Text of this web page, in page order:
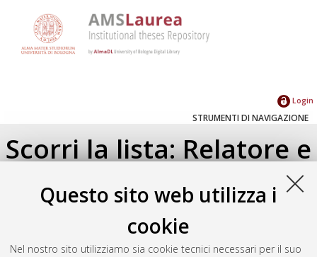
Questo sito web utilizza i
cookie
Nel nostro sito utilizziamo sia cookie tecnici necessari per il suo
Login
STRUMENTI DI NAVIGAZIONE
Scorri la lista: Relatore e
Correlatore
Seleziona un valore dall'elenco sottostante.